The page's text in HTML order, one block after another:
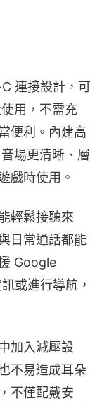
連接設計，可
用，不需充
便利。內建高
場更清晰、層
戲時使用。
輕鬆接聽來
日常通話都能
Google
或進行導航，
加入減壓設
不易造成耳朵
不僅配戴安